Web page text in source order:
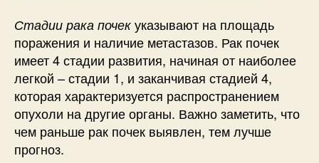
Стадии рака почек указывают на площадь
поражения и наличие метастазов. Рак почек
имеет 4 стадии развития, начиная от наиболее
легкой – стадии 1, и заканчивая стадией 4,
которая характеризуется распространением
опухоли на другие органы. Важно заметить, что
чем раньше рак почек выявлен, тем лучше
прогноз.